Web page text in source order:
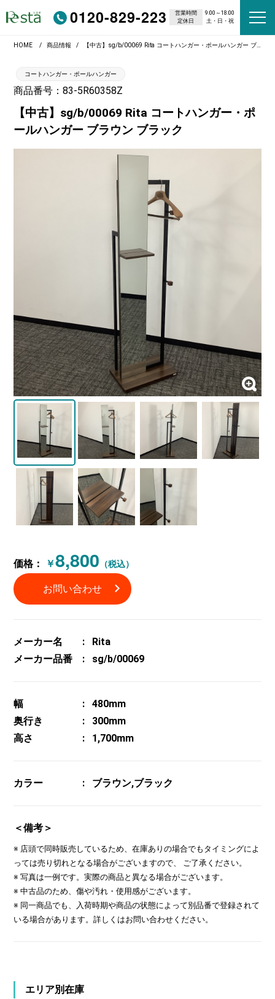
0120-829-223 営業時間
9:00～18:00
定休日
土・日・祝
HOME 商品情報 【中古】sg/b/00069 Rita コートハンガー・ポールハンガー ブラウン ブラック
コートハンガー・ポールハンガー
商品番号：83-5R60358Z
【中古】sg/b/00069 Rita コートハンガー・ポ
ールハンガー ブラウン ブラック
価格： ￥8,800 （税込）
お問い合わせ
メーカー名
Rita
メーカー品番
sg/b/00069
幅
480mm
奥行き
300mm
高さ
1,700mm
カラー ブラウン,ブラック
＜備考＞
※ 店頭で同時販売しているため、在庫ありの場合でもタイミングによ
っては売り切れとなる場合がございますので、 ご了承ください。
※ 写真は一例です。実際の商品と異なる場合がございます。
※ 中古品のため、傷や汚れ・使用感がございます。
※ 同一商品でも、入荷時期や商品の状態によって別品番で登録されて
いる場合があります。詳しくはお問い合わせください。
エリア別在庫